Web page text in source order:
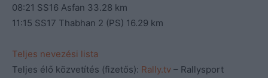
08:21 SS16 Asfan 33.28 km
11:15 SS17 Thabhan 2 (PS) 16.29 km
Teljes nevezési lista
Teljes élő közvetítés (fizetős): Rally.tv – Rallysport